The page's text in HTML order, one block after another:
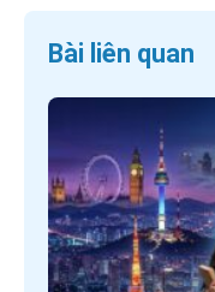
Bài liên quan